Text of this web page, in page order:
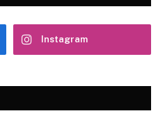
Instagram